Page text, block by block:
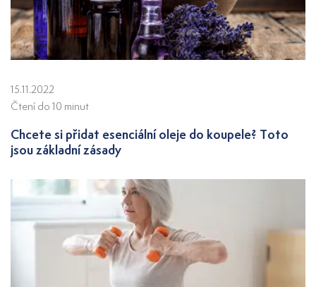
15.11.2022
Čtení do 10 minut
Chcete si přidat esenciální oleje do koupele? Toto
jsou základní zásady